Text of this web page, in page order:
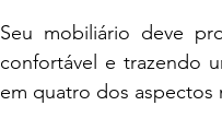
Seu mobiliário deve
confortável e trazendo
em quatro dos aspectos